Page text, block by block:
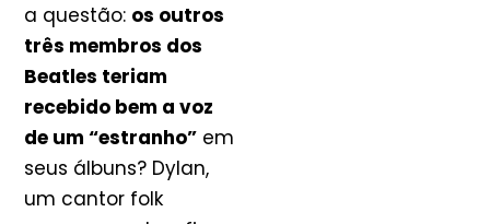
a questão: os outros
três membros dos
Beatles teriam
recebido bem a voz
de um “estranho” em
seus álbuns? Dylan,
um cantor folk